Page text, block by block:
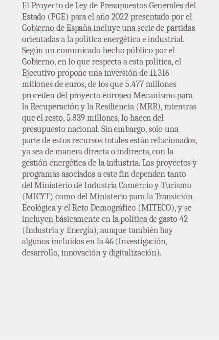
El Proyecto de Ley de Presupuestos Generales del
Estado (PGE) para el año 2022 presentado por el
Gobierno de España incluye una serie de partidas
orientadas a la política energética e industrial.
Según un comunicado hecho público por el
Gobierno, en lo que respecta a esta política, el
Ejecutivo propone una inversión de 11.316
millones de euros, de los que 5.477 millones
proceden del proyecto europeo Mecanismo para
la Recuperación y la Resiliencia (MRR), mientras
que el resto, 5.839 millones, lo hacen del
presupuesto nacional. Sin embargo, solo una
parte de estos recursos totales están relacionados,
ya sea de manera directa o indirecta, con la
gestión energética de la industria. Los proyectos y
programas asociados a este fin dependen tanto
del Ministerio de Industria Comercio y Turismo
(MICYT) como del Ministerio para la Transición
Ecológica y el Reto Demográfico (MITECO), y se
incluyen básicamente en la política de gasto 42
(Industria y Energía), aunque también hay
algunos incluidos en la 46 (Investigación,
desarrollo, innovación y digitalización).